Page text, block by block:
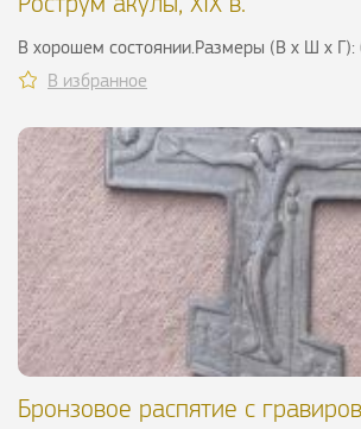
В хорошем состоянии.Размеры (В х Ш х Г):
В избранное
Бронзовое распятие с